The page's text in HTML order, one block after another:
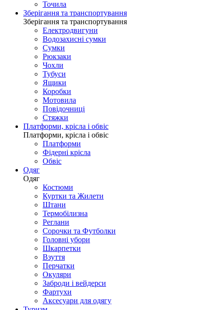
Точила
Зберігання та транспортування
Зберігання та транспортування
Електродвигуни
Водозахисні сумки
Сумки
Рюкзаки
Чохли
Тубуси
Ящики
Коробки
Мотовила
Повідочниці
Стяжки
Платформи, крісла і обвіс
Платформи, крісла і обвіс
Платформи
Фідерні крісла
Обвіс
Одяг
Одяг
Костюми
Куртки та Жилети
Штани
Термобілизна
Реглани
Сорочки та Футболки
Головні убори
Шкарпетки
Взуття
Перчатки
Окуляри
Заброди і вейдерси
Фартухи
Аксесуари для одягу